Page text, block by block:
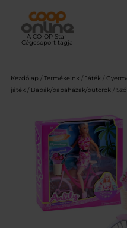
tartalomhoz
Kezdőlap / Termékeink / Játék /
játék / Babák/babaházak/bútorok /